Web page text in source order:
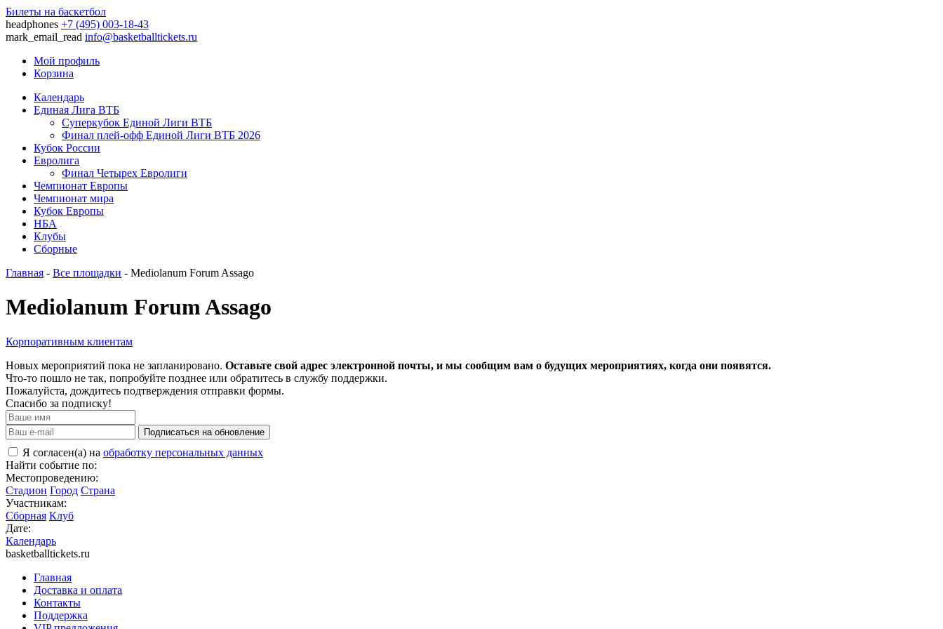
Билеты на баскетбол
headphones +7 (495) 003-18-43
mark_email_read info@basketballtickets.ru
Мой профиль
Корзина
Календарь
Единая Лига ВТБ
Суперкубок Единой Лиги ВТБ
Финал плей-офф Единой Лиги ВТБ 2026
Кубок России
Евролига
Финал Четырех Евролиги
Чемпионат Европы
Чемпионат мира
Кубок Европы
НБА
Клубы
Сборные
Главная - Все площадки - Mediolanum Forum Assago
Mediolanum Forum Assago
Корпоративным клиентам
Новых мероприятий пока не запланировано. Оставьте свой адрес электронной почты, и мы сообщим вам о будущих мероприятиях, когда они появятся.
Что-то пошло не так, попробуйте позднее или обратитесь в службу поддержки.
Пожалуйста, дождитесь подтверждения отправки формы.
Спасибо за подписку!
Подписаться на обновление
Я согласен(а) на обработку персональных данных
Найти событие по:
Местопроведению:
Стадион Город Страна
Участникам:
Сборная Клуб
Дате:
Календарь
basketballtickets.ru
Главная
Доставка и оплата
Контакты
Поддержка